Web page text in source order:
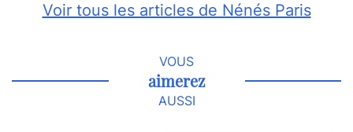
Voir tous les articles de Nénés Paris
VOUS
aimerez
AUSSI